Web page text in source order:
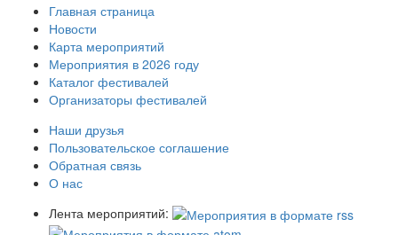
Главная страница
Новости
Карта мероприятий
Мероприятия в 2026 году
Каталог фестивалей
Организаторы фестивалей
Наши друзья
Пользовательское соглашение
Обратная связь
О нас
Лента мероприятий: